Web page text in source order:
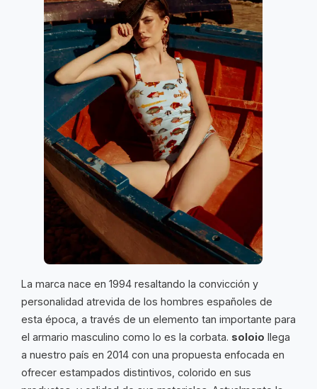
La marca nace en 1994 resaltando la convicción y
personalidad atrevida de los hombres españoles de
esta época, a través de un elemento tan importante para
el armario masculino como lo es la corbata. soloio llega
a nuestro país en 2014 con una propuesta enfocada en
ofrecer estampados distintivos, colorido en sus